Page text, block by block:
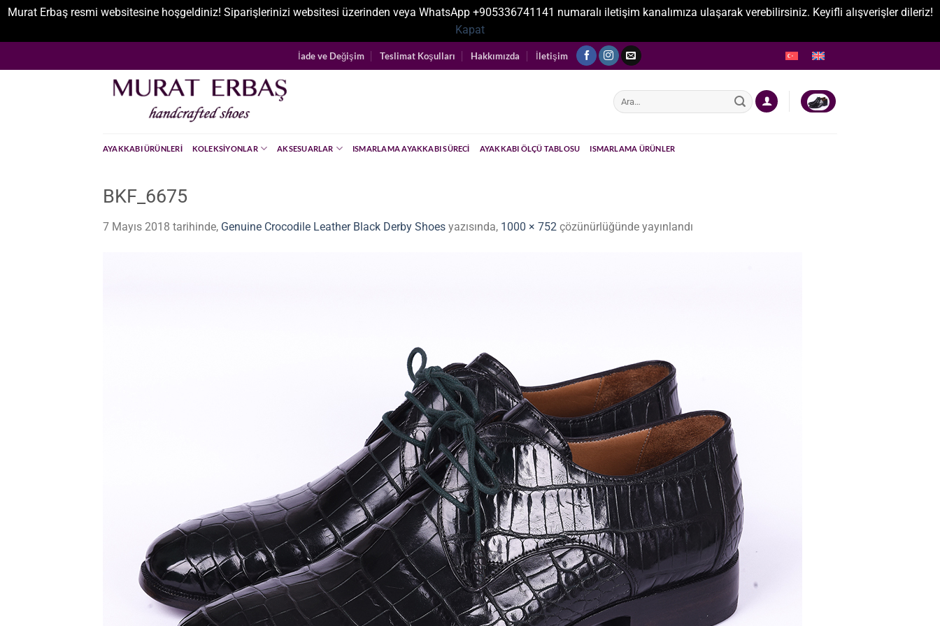
Murat Erbaş resmi websitesine hoşgeldiniz! Siparişlerinizi websitesi üzerinden veya WhatsApp +905336741141 numaralı iletişim kanalımıza ulaşarak verebilirsiniz. Keyifli alışverişler dileriz!
Kapat
atla
İade ve Değişim Teslimat Koşulları Hakkımızda İletişim
Ara:
AYAKKABI ÜRÜNLERI KOLEKSIYONLAR AKSESUARLAR ISMARLAMA AYAKKABI SÜRECI AYAKKABI ÖLÇÜ TABLOSU ISMARLAMA ÜRÜNLER
BKF_6675
7 Mayıs 2018 tarihinde, Genuine Crocodile Leather Black Derby Shoes yazısında, 1000 × 752 çözünürlüğünde yayınlandı